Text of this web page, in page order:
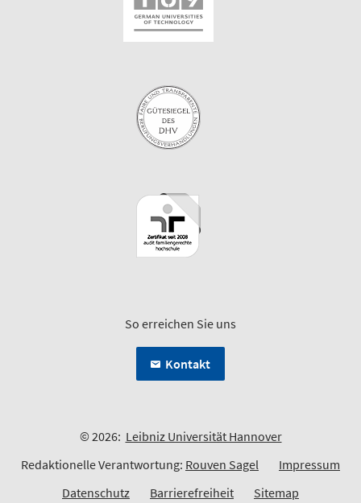
So erreichen Sie uns
Kontakt
© 2026: Leibniz Universität Hannover
Redaktionelle Verantwortung: Rouven Sagel
Impressum
Datenschutz
Barrierefreiheit Sitemap